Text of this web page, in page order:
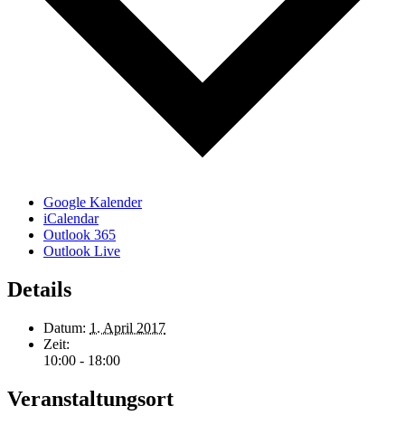
Google Kalender
iCalendar
Outlook 365
Outlook Live
Details
Datum: 1. April 2017
Zeit:
10:00 - 18:00
Veranstaltungsort